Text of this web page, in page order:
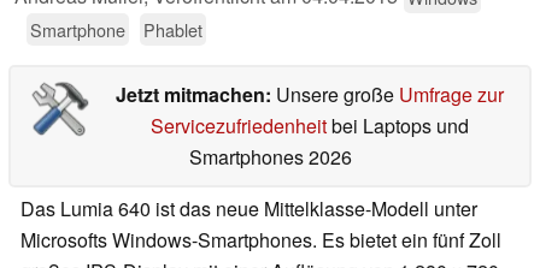
Smartphone
Phablet
Jetzt mitmachen: Unsere große Umfrage zur
Servicezufriedenheitbei Laptops und
Smartphones 2026
Das Lumia 640 ist das neue Mittelklasse-Modell unter
Microsofts Windows-Smartphones. Es bietet ein fünf Zoll